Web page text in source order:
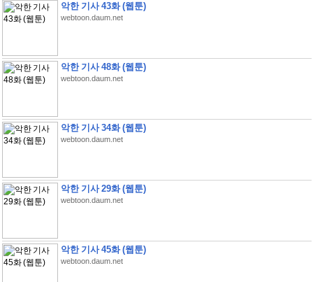
악한 기사 43화 (웹툰)
webtoon.daum.net
악한 기사 48화 (웹툰)
webtoon.daum.net
악한 기사 34화 (웹툰)
webtoon.daum.net
악한 기사 29화 (웹툰)
webtoon.daum.net
악한 기사 45화 (웹툰)
webtoon.daum.net